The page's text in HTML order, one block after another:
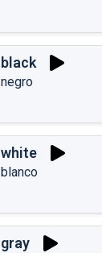
black
negro
white
blanco
gray